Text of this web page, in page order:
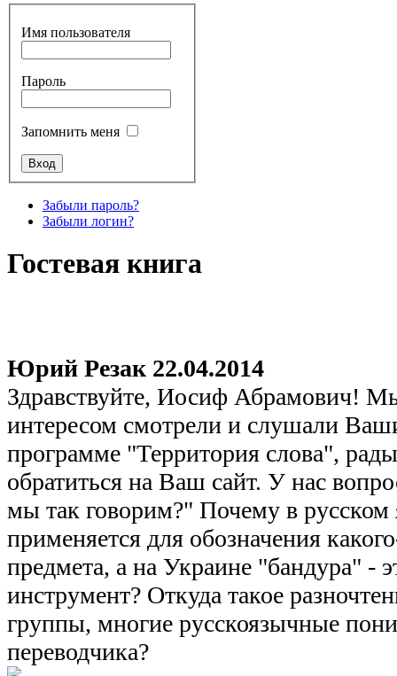
Имя пользователя
Пароль
Запомнить меня
Забыли пароль?
Забыли логин?
Гостевая книга
Юрий Резак 22.04.2014
Здравствуйте, Иосиф Абрамович!
интересом смотрели и слушали
программе "Территория слова",
обратиться на Ваш сайт. У нас
мы так говорим?" Почему в русском
применяется для обозначения
предмета, а на Украине "бандура" -
инструмент? Откуда такое
группы, многие русскоязычные
переводчика?